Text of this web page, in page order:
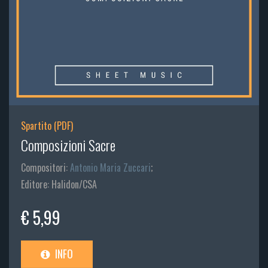
Spartito (PDF)
Composizioni Sacre
Compositori:Antonio Maria Zuccari;
Editore: Halidon/CSA
€ 5,99
INFO